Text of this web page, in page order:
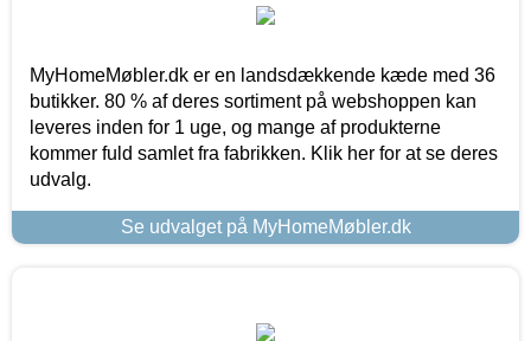
MyHomeMøbler.dk er en landsdækkende kæde med 36
butikker. 80 % af deres sortiment på webshoppen kan
leveres inden for 1 uge, og mange af produkterne
kommer fuld samlet fra fabrikken. Klik her for at se deres
udvalg.
Se udvalget på MyHomeMøbler.dk